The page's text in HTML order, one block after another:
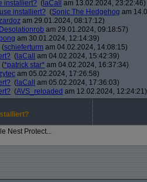
installiert? ( laCall
am 13.02.2024, 23:22:46)
installiert? (Sonic The Hedgehog am
am 29.01.2024, 08:17:12)
Desolationrob am 29.01.2024, 09:18:57)
pong am 30.01.2024, 12:14:39)
(schieferturm am 04.02.2024, 14:08:15)
( laCall
am 04.02.2024, 15:42:39)
(*patrick star* am 04.02.2024, 16:37:34)
am 05.02.2024, 17:26:58)
( laCall
am 05.02.2024, 17:36:03)
(AVS_reloaded am 12.02.2024, 12:24:21)
Nest Protect...